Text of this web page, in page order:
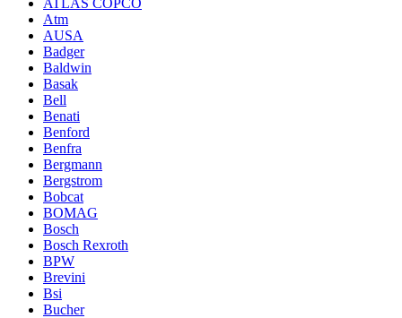
ATLAS COPCO
Atm
AUSA
Badger
Baldwin
Basak
Bell
Benati
Benford
Benfra
Bergmann
Bergstrom
Bobcat
BOMAG
Bosch
Bosch Rexroth
BPW
Brevini
Bsi
Bucher